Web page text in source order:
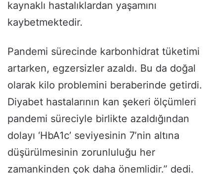
kaynaklı hastalıklardan yaşamını
kaybetmektedir.
Pandemi sürecinde karbonhidrat tüketimi
artarken, egzersizler azaldı. Bu da doğal
olarak kilo problemini beraberinde getirdi.
Diyabet hastalarının kan şekeri ölçümleri
pandemi süreciyle birlikte azaldığından
dolayı ‘HbA1c’ seviyesinin 7’nin altına
düşürülmesinin zorunluluğu her
zamankinden çok daha önemlidir.” dedi.